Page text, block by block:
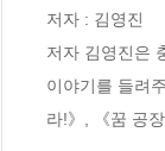
저자 : 김영진
저자 김영진은
이야기를 들려
라!》, 《꿈 공